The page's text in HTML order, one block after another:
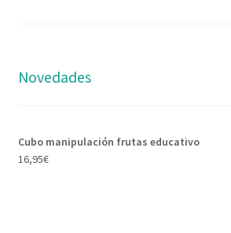
Novedades
Cubo manipulación frutas educativo
16,95€